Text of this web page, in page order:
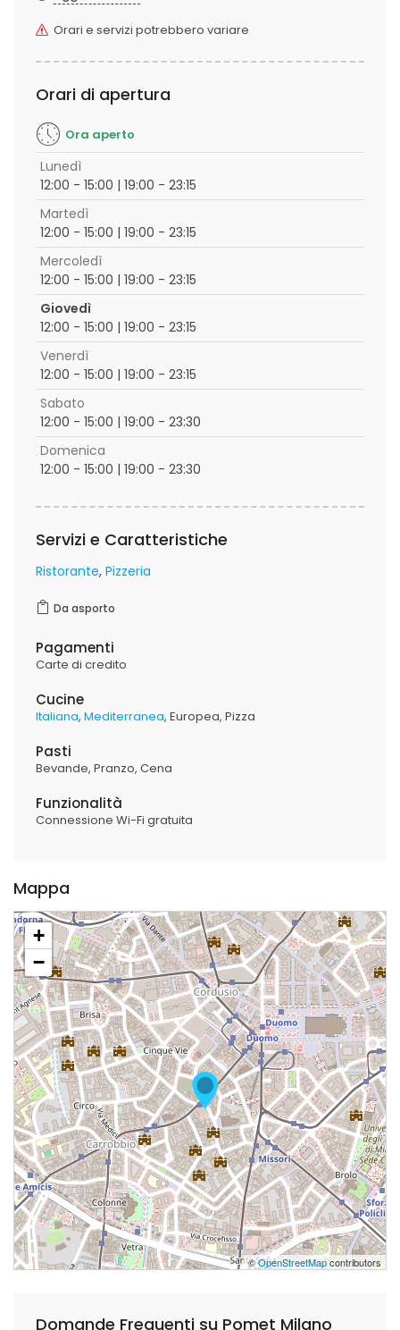
Orari e servizi potrebbero variare
Orari di apertura
Ora aperto
Lunedì
12:00 - 15:00 | 19:00 - 23:15
Martedì
12:00 - 15:00 | 19:00 - 23:15
Mercoledì
12:00 - 15:00 | 19:00 - 23:15
Giovedì
12:00 - 15:00 | 19:00 - 23:15
Venerdì
12:00 - 15:00 | 19:00 - 23:15
Sabato
12:00 - 15:00 | 19:00 - 23:30
Domenica
12:00 - 15:00 | 19:00 - 23:30
Servizi e Caratteristiche
Ristorante Pizzeria
Da asporto
Pagamenti
Carte di credito
Cucine
Italiana Mediterranea Europea Pizza
Pasti
Bevande Pranzo Cena
Funzionalità
Connessione Wi-Fi gratuita
Mappa
+
−
©OpenStreetMapcontributors
Domande Frequenti su Pomet Milano